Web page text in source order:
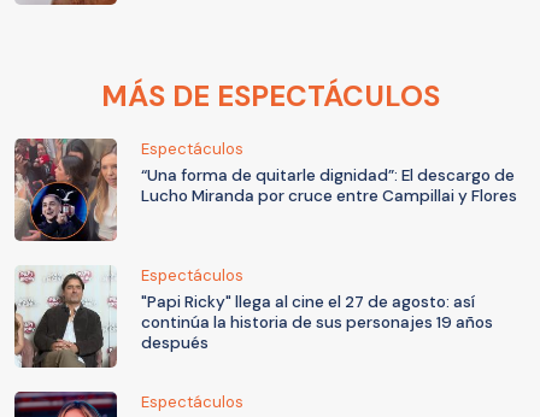
MÁS DE ESPECTÁCULOS
Espectáculos
“Una forma de quitarle dignidad”: El descargo de
Lucho Miranda por cruce entre Campillai y Flores
Espectáculos
"Papi Ricky" llega al cine el 27 de agosto: así
continúa la historia de sus personajes 19 años
después
Espectáculos